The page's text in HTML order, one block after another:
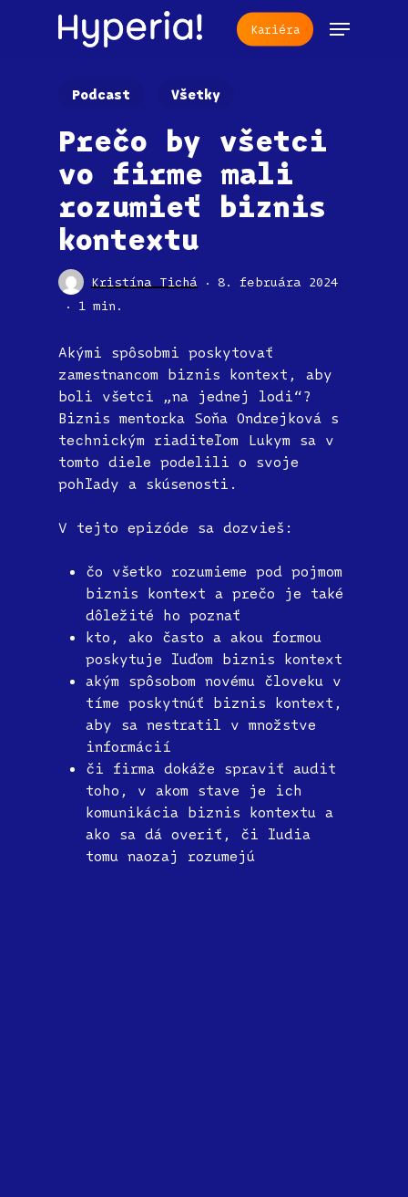
Kariéra Menu
Podcast Všetky
Prečo by všetci
vo firme mali
rozumieť biznis
kontextu
Kristína Tichá
8. februára 2024
1 min.
Akými spôsobmi poskytovať
zamestnancom biznis kontext, aby
boli všetci „na jednej lodi“?
Biznis mentorka Soňa Ondrejková s
technickým riaditeľom Lukym sa v
tomto diele podelili o svoje
pohľady a skúsenosti.
V tejto epizóde sa dozvieš:
čo všetko rozumieme pod pojmom
biznis kontext a prečo je také
dôležité ho poznať
kto, ako často a akou formou
poskytuje ľuďom biznis kontext
akým spôsobom novému človeku v
tíme poskytnúť biznis kontext,
aby sa nestratil v množstve
informácií
či firma dokáže spraviť audit
toho, v akom stave je ich
komunikácia biznis kontextu a
ako sa dá overiť, či ľudia
tomu naozaj rozumejú